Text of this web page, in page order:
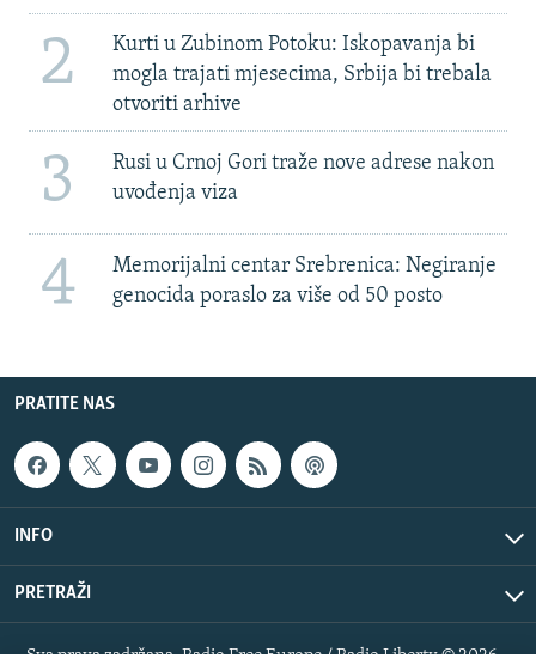
2
Kurti u Zubinom Potoku: Iskopavanja bi
mogla trajati mjesecima, Srbija bi trebala
otvoriti arhive
3
Rusi u Crnoj Gori traže nove adrese nakon
uvođenja viza
4
Memorijalni centar Srebrenica: Negiranje
genocida poraslo za više od 50 posto
PRATITE NAS
INFO
PRETRAŽI
Sva prava zadržana. Radio Free Europe / Radio Liberty © 2026